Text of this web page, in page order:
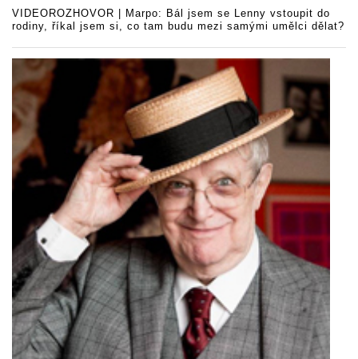
VIDEOROZHOVOR | Marpo: Bál jsem se Lenny vstoupit do
rodiny, říkal jsem si, co tam budu mezi samými umělci dělat?